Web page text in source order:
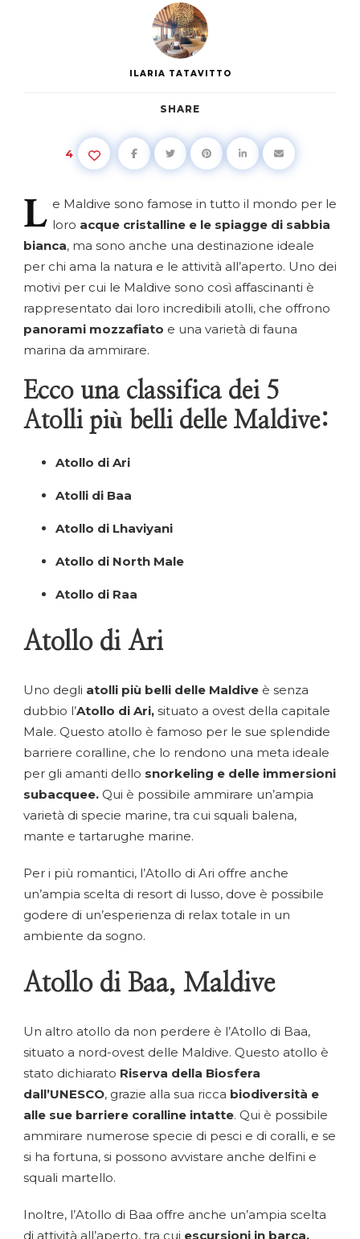
ILARIA TATAVITTO
SHARE
4
L e Maldive sono famose in tutto il mondo per le
loro acque cristalline e le spiagge di sabbia
bianca, ma sono anche una destinazione ideale
per chi ama la natura e le attività all’aperto. Uno dei
motivi per cui le Maldive sono così affascinanti è
rappresentato dai loro incredibili atolli, che offrono
panorami mozzafiato e una varietà di fauna
marina da ammirare.
Ecco una classifica dei 5
Atolli più belli delle Maldive:
Atollo di Ari
Atolli di Baa
Atollo di Lhaviyani
Atollo di North Male
Atollo di Raa
Atollo di Ari
Uno degli atolli più belli delle Maldive è senza
dubbio l’Atollo di Ari, situato a ovest della capitale
Male. Questo atollo è famoso per le sue splendide
barriere coralline, che lo rendono una meta ideale
per gli amanti dello snorkeling e delle immersioni
subacquee. Qui è possibile ammirare un’ampia
varietà di specie marine, tra cui squali balena,
mante e tartarughe marine.
Per i più romantici, l’Atollo di Ari offre anche
un’ampia scelta di resort di lusso, dove è possibile
godere di un’esperienza di relax totale in un
ambiente da sogno.
Atollo di Baa, Maldive
Un altro atollo da non perdere è l’Atollo di Baa,
situato a nord-ovest delle Maldive. Questo atollo è
stato dichiarato Riserva della Biosfera
dall’UNESCO, grazie alla sua ricca biodiversità e
alle sue barriere coralline intatte. Qui è possibile
ammirare numerose specie di pesci e di coralli, e se
si ha fortuna, si possono avvistare anche delfini e
squali martello.
Inoltre, l’Atollo di Baa offre anche un’ampia scelta
di attività all’aperto, tra cui escursioni in barca,